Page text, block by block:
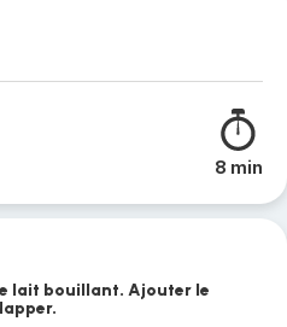
8 min
lait bouillant. Ajouter le